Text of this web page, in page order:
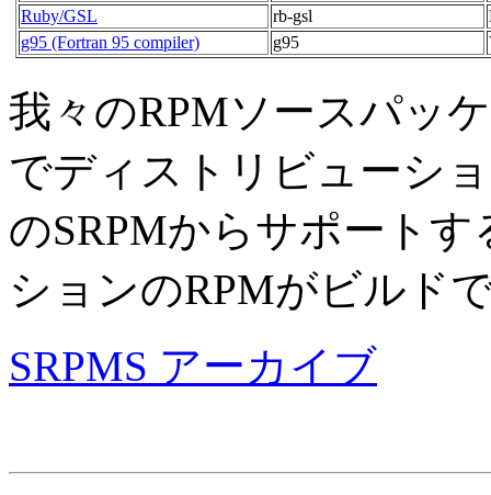
Ruby/GSL
rb-gsl
g95 (Fortran 95 compiler)
g95
我々のRPMソースパッ
でディストリビューシ
のSRPMからサポート
ションのRPMがビルド
SRPMS アーカイブ